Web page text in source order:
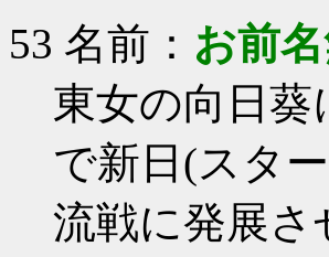
53 名前： お前
東女の向日
で新日(スタ
流戦に発展さ